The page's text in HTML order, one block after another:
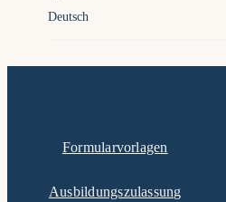
Deutsch
Formularvorlagen
Ausbildungszulassung